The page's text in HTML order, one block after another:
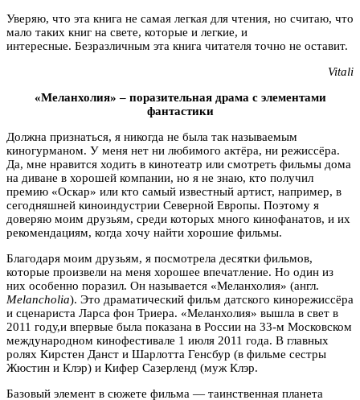
Уверяю, что эта книга не самая легкая для чтения, но считаю, что
мало таких книг на свете, которые и легкие, и
интересные. Безразличным эта книга читателя точно не оставит.
Vitali
«Меланхолия» – поразительная драма с элементами
фантастики
Должна признаться, я никогда не была так называемым
киногурманом. У меня нет ни любимого актёра, ни режиссёра.
Да, мне нравится ходить в кинотеатр или смотреть фильмы дома
на диване в хорошей компании, но я не знаю, кто получил
премию «Оскар» или кто самый известный артист, например, в
сегодняшней киноиндустрии Северной Европы. Поэтому я
доверяю моим друзьям, среди которых много кинофанатов, и их
рекомендациям, когда хочу найти хорошие фильмы.
Благодаря моим друзьям, я посмотрела десятки фильмов,
которые произвели на меня хорошее впечатление. Но один из
них особенно поразил. Он называется «Меланхолия» (англ.
Melancholia). Это драматический фильм датского кинорежиссёра
и сценариста Ларса фон Триера. «Меланхолия» вышла в свет в
2011 году,и впервые была показана в России на 33-м Московском
международном кинофестивале 1 июля 2011 года. В главных
ролях Кирстен Данст и Шарлотта Генсбур (в фильме сестры
Жюстин и Клэр) и Кифер Сазерленд (муж Клэр.
Базовый элемент в сюжете фильма — таинственная планета